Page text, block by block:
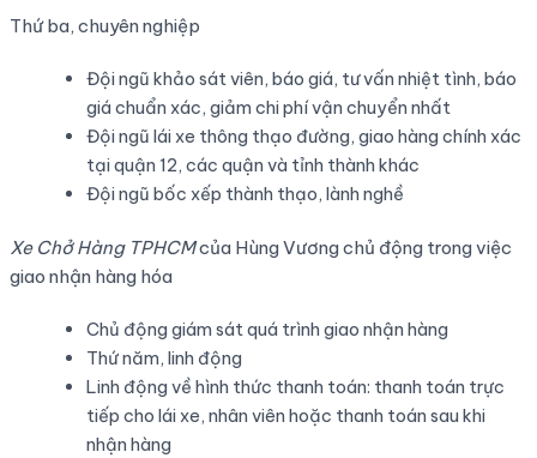
Thứ ba, chuyên nghiệp
Đội ngũ khảo sát viên, báo giá, tư vấn nhiệt tình, báo
giá chuẩn xác, giảm chi phí vận chuyển nhất
Đội ngũ lái xe thông thạo đường, giao hàng chính xác
tại quận 12, các quận và tỉnh thành khác
Đội ngũ bốc xếp thành thạo, lành nghề
Xe Chở Hàng TPHCMcủa Hùng Vương chủ động trong việc
giao nhận hàng hóa
Chủ động giám sát quá trình giao nhận hàng
Thứ năm, linh động
Linh động về hình thức thanh toán: thanh toán trực
tiếp cho lái xe, nhân viên hoặc thanh toán sau khi
nhận hàng